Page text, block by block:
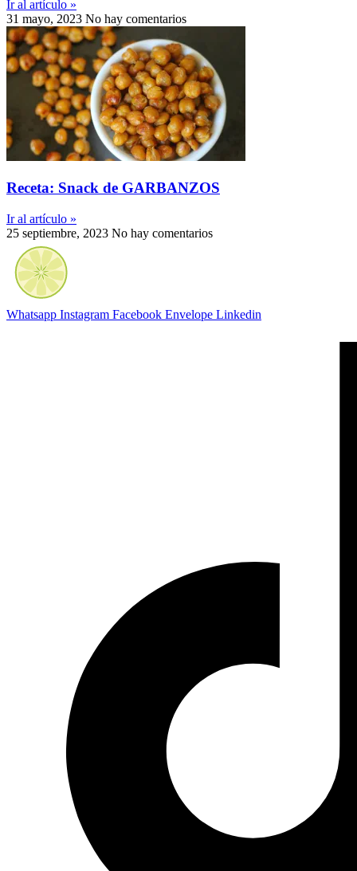
Ir al artículo »
31 mayo, 2023 No hay comentarios
Receta: Snack de GARBANZOS
Ir al artículo »
25 septiembre, 2023 No hay comentarios
Whatsapp Instagram Facebook Envelope Linkedin